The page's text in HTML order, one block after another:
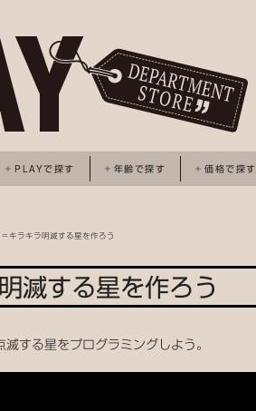
PLAYで探す 年齢で探す 価格で探す
キラキラ明滅する星を作ろう
滅する星を作ろう
する星をプログラミングしよう。